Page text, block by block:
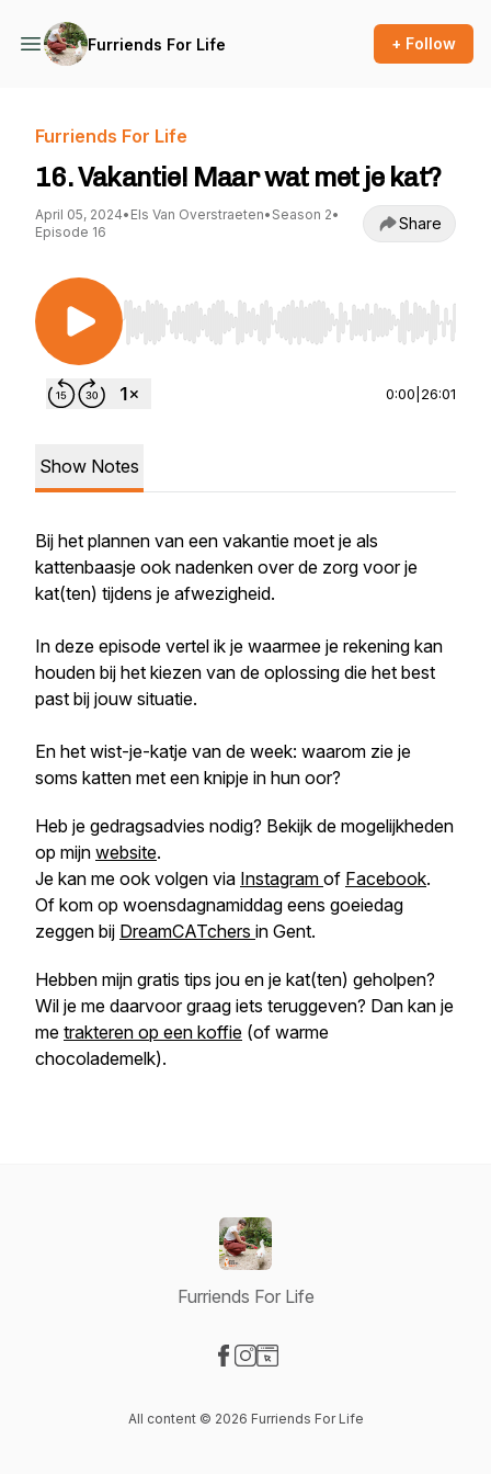
Furriends For Life + Follow
Furriends For Life
16. Vakantie! Maar wat met je kat?
April 05, 2024• Els Van Overstraeten• Season 2•
Episode 16
Share
Use Left/Right to seek, Home/End to jump to
0:00 26:01
Show Notes
Bij het plannen van een vakantie moet je als
kattenbaasje ook nadenken over de zorg voor je
kat(ten) tijdens je afwezigheid.
In deze episode vertel ik je waarmee je rekening kan
houden bij het kiezen van de oplossing die het best
past bij jouw situatie.
En het wist-je-katje van de week: waarom zie je
soms katten met een knipje in hun oor?
Heb je gedragsadvies nodig? Bekijk de mogelijkheden
op mijn website.
Je kan me ook volgen via Instagram of Facebook.
Of kom op woensdagnamiddag eens goeiedag
zeggen bij DreamCATchers in Gent.
Hebben mijn gratis tips jou en je kat(ten) geholpen?
Wil je me daarvoor graag iets teruggeven? Dan kan je
me trakteren op een koffie (of warme
chocolademelk).
Furriends For Life
All content © 2026 Furriends For Life